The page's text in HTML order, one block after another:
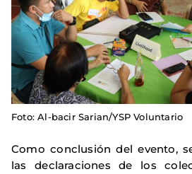
Foto: Al-bacir Sarian/YSP Voluntario
Como conclusión del evento,
las declaraciones de los